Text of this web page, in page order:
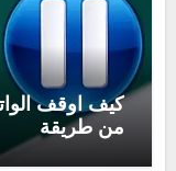
كيف اوقف
من طريقة